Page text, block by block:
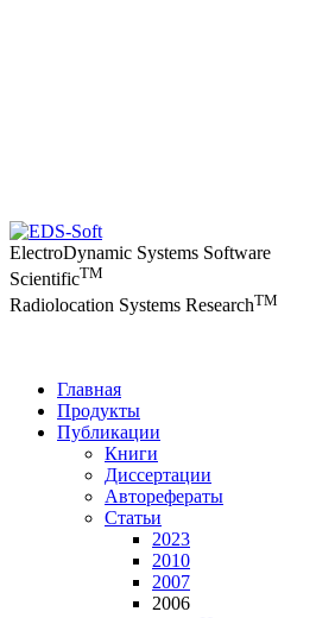
ElectroDynamic Systems Software
ScientificTM
Radiolocation Systems ResearchTM
Главная
Продукты
Публикации
Книги
Диссертации
Авторефераты
Статьи
2023
2010
2007
2006